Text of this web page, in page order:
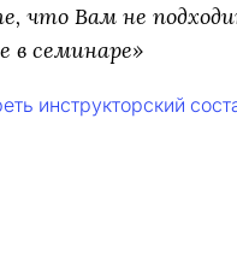
что Вам не
в семинаре»
инструкторский